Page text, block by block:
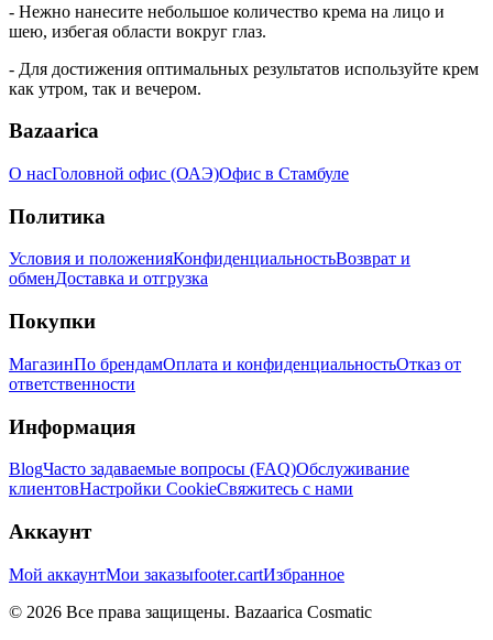
- Нежно нанесите небольшое количество крема на лицо и
шею, избегая области вокруг глаз.
- Для достижения оптимальных результатов используйте крем
как утром, так и вечером.
Bazaarica
О насГоловной офис (ОАЭ)Офис в Стамбуле
Политика
Условия и положенияКонфиденциальностьВозврат и
обменДоставка и отгрузка
Покупки
МагазинПо брендамОплата и конфиденциальностьОтказ от
ответственности
Информация
BlogЧасто задаваемые вопросы (FAQ)Обслуживание
клиентовНастройки CookieСвяжитесь с нами
Аккаунт
Мой аккаунтМои заказыfooter.cartИзбранное
© 2026 Все права защищены. Bazaarica Cosmatic